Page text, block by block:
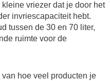
vriezer dat je door het
invriescapaciteit hebt.
tussen de 30 en 70 liter,
ruimte voor de
hoe veel producten je